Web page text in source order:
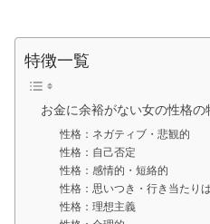
特徴一覧
お金に余裕がない女の性格の
性格：ネガティブ・悲観的
性格：自己否定
性格：感情的・短絡的
性格：思いつき・行き当たり
性格：理想主義